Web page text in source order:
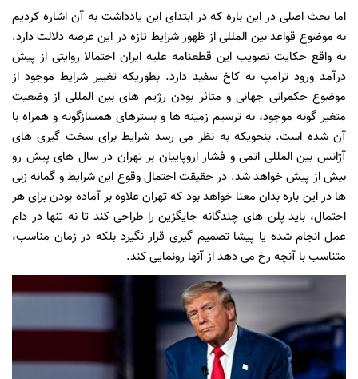
اما بحث اصلی در این باره که در ابتدای این یادداشت به آن اشاره کردیم
به موضوع قواعد بین المللی از ظهور شرایط تازه در این عرصه دلالت دارد.
به واقع حکایت تصویب این قطعنامه علیه ایران احتمالا روایتی از پیش
درآمد ورود ترامپ به کاخ سفید دارد. بطوریکه تغییر شرایط موجود از
موضوع حکمرانی جهانی و متاثر بودن رژیم های بین المللی از وضعیت
متغیر گونه موجود، به ترسیم زمینه ها و بسترهای همسازگونه و همراه با
آن شده است. بنحویکه به نظر می رسد شرایط برای سخت گیری های
آژانس بین المللی اتمی و فشار اروپاییان بر تهران در سال های پیش رو
بیش از پیش خواهد شد. در حقیقت احتمال وقوع این شرایط و گمانه زنی
ها در این باره بدان معنا خواهد بود که تهران علاوه بر آماده بودن برای هر
احتمال، باید پلن های چندگانه جایگزین را طراحی کند تا نه تنها در دام
عمل انجام شده یا پیشا تصمیم گیری قرار نگیرد بلکه در زمان مناسب،
متناسب با آنچه رخ می دهد از آنها رونمایی کند.